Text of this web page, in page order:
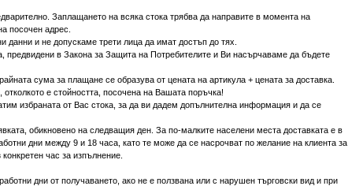
Заплащането на всяка стока трябва да направите в момента на
посочен адрес.
и не допускаме трети лица да имат достъп до тях.
предвидени в Закона за Защита на Потребителите и Ви насърчаваме да бъдете
сума за плащане се образува от цената на артикула + цената за доставка.
е стойността, посочена на Вашата поръчка!
избраната от Вас стока, за да ви дадем допълнителна информация и да се
обикновено на следващия ден. За по-малките населени места доставката е в
дни между 9 и 18 часа, като те може да се насрочват по желание на клиента за
час за изпълнение.
дни от получаването, ако не е ползвана или с нарушен търговски вид и при